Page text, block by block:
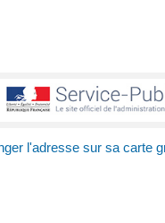
l'adresse sur sa carte